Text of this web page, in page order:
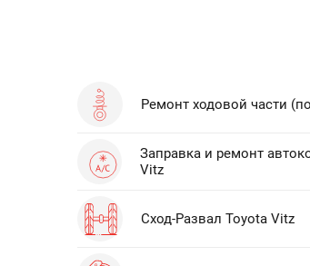
Ремонт ходовой части
Заправка и ремонт
Vitz
Сход-Развал Toyota Vitz